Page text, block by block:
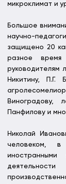
микроклимат и
Большое
научно-
защищено 20
разное
руководителям
Никитину, П.Г.
Виноградову,
Панфилову и
Николай
человеком, в